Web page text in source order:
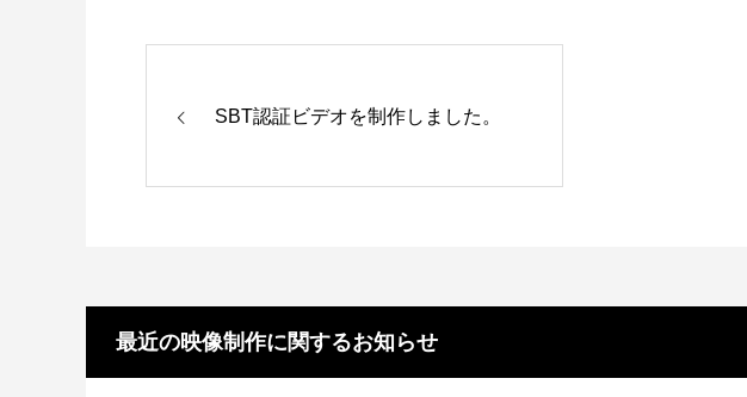
SBT認証ビデオを制作しました。
最近の映像制作に関するお知らせ